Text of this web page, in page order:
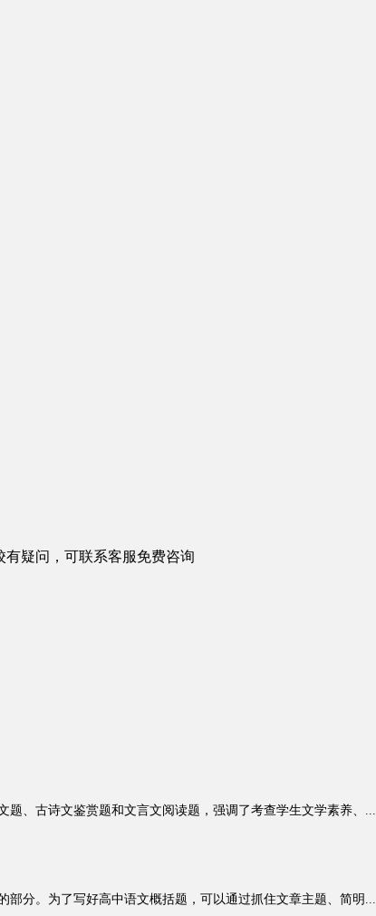
疑问，可联系客服免费咨询
、古诗文鉴赏题和文言文阅读题，强调了考查学生文学素养、...
分。为了写好高中语文概括题，可以通过抓住文章主题、简明...